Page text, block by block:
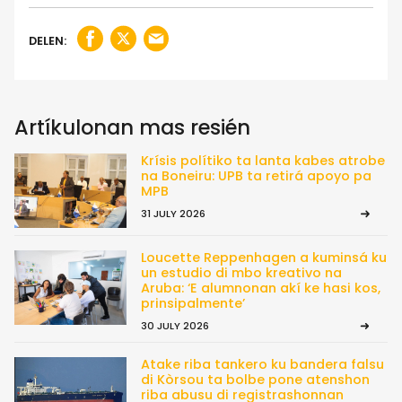
DELEN:
Artíkulonan mas resién
Krísis polítiko ta lanta kabes atrobe
na Boneiru: UPB ta retirá apoyo pa
MPB
31 JULY 2026
Loucette Reppenhagen a kuminsá ku
un estudio di mbo kreativo na
Aruba: ‘E alumnonan akí ke hasi kos,
prinsipalmente’
30 JULY 2026
Atake riba tankero ku bandera falsu
di Kòrsou ta bolbe pone atenshon
riba abusu di registrashonnan